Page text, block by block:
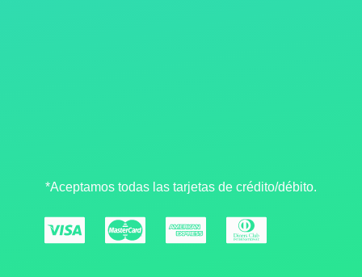
*Aceptamos todas las tarjetas de crédito/débito.